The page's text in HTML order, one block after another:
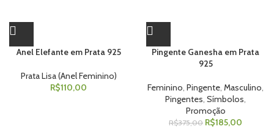
Anel Elefante em Prata 925
Prata Lisa (Anel Feminino)
R$110,00
Pingente Ganesha em Prata
925
Feminino, Pingente, Masculino,
Pingentes, Símbolos,
Promoção
R$375,00 R$185,00